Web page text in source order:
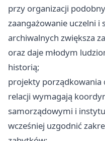
przy organizacji
zaangażowanie uczelni i
archiwalnych zwiększa
oraz daje młodym
historią;
projekty porządkowania
relacji wymagają
samorządowymi i
wcześniej uzgodnić